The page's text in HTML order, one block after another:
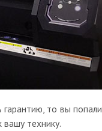
то вы попали
технику.